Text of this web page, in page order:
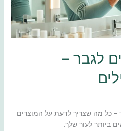
לגבר –
– כל מה שצריך לדעת על המוצרים
ביותר לעור שלך.